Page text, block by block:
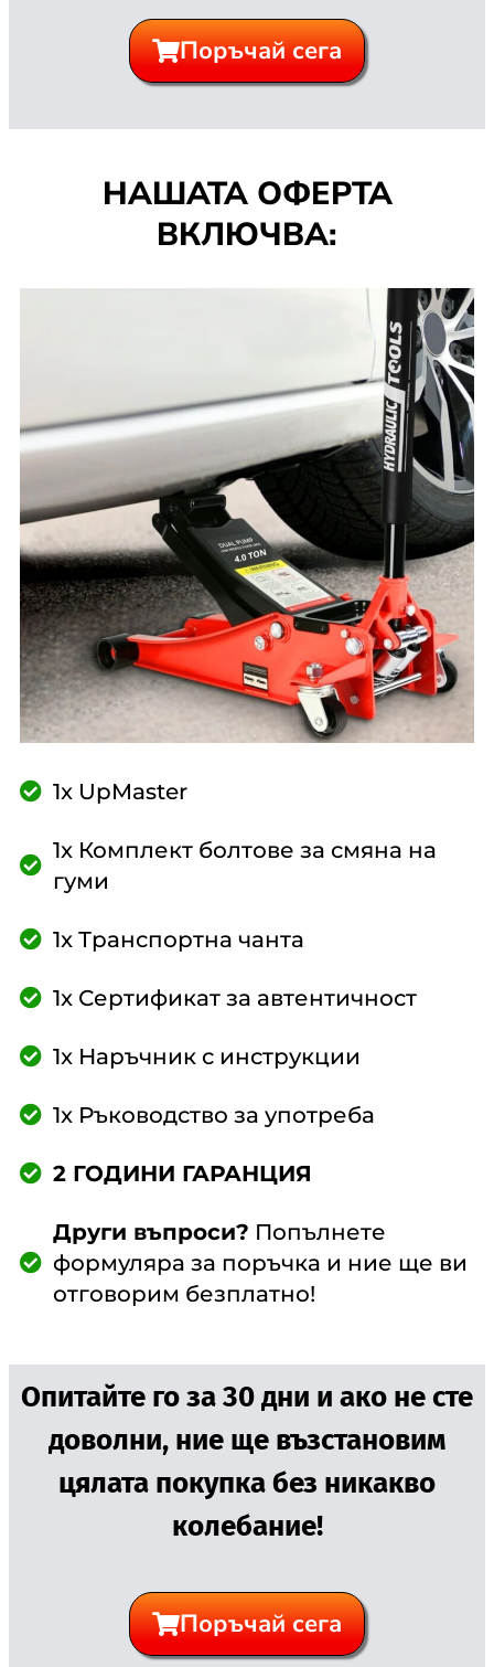
Поръчай сега
НАШАТА ОФЕРТА
ВКЛЮЧВА:
1x UpMaster
1x Комплект болтове за смяна на
гуми
1x Транспортна чанта
1x Сертификат за автентичност
1x Наръчник с инструкции
1x Ръководство за употреба
2 ГОДИНИ ГАРАНЦИЯ
Други въпроси? Попълнете
формуляра за поръчка и ние ще ви
отговорим безплатно!
Опитайте го за 30 дни и ако не сте
доволни, ние ще възстановим
цялата покупка без никакво
колебание!
Поръчай сега